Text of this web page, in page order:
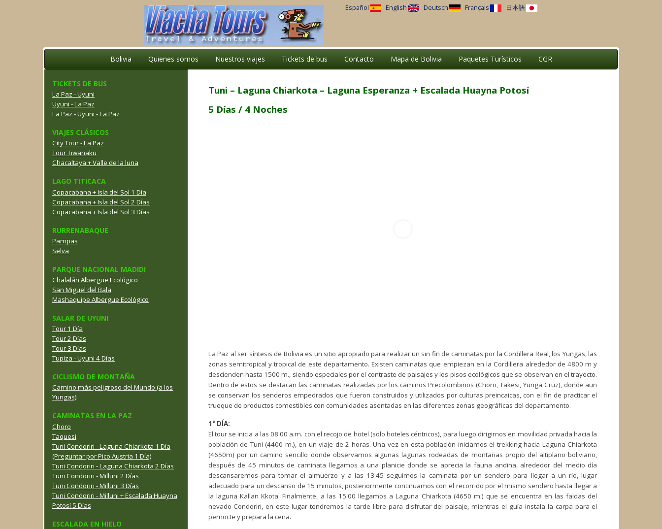
Español English Deutsch Français 日本語
Bolivia Quienes somos Nuestros viajes Tickets de bus Contacto Mapa de Bolivia Paquetes Turísticos CGR
TICKETS DE BUS
La Paz - Uyuni
Uyuni - La Paz
La Paz - Uyuni - La Paz
VIAJES CLÁSICOS
City Tour - La Paz
Tour Tiwanaku
Chacaltaya + Valle de la luna
LAGO TITICACA
Copacabana + Isla del Sol 1 Día
Copacabana + Isla del Sol 2 Días
Copacabana + Isla del Sol 3 Días
RURRENABAQUE
Pampas
Selva
PARQUE NACIONAL MADIDI
Chalalán Albergue Ecológico
San Miguel del Bala
Mashaquipe Albergue Ecológico
SALAR DE UYUNI
Tour 1 Día
Tour 2 Días
Tour 3 Días
Tupiza - Uyuni 4 Días
CICLISMO DE MONTAÑA
Camino más peligroso del Mundo (a los
Yungas)
CAMINATAS EN LA PAZ
Choro
Taquesi
Tuni Condoriri - Laguna Chiarkota 1 Día
(Preguntar por Pico Austria 1 Día)
Tuni Condoriri - Laguna Chiarkota 2 Días
Tuni Condoriri - Milluni 2 Días
Tuni Condoriri - Milluni 3 Días
Tuni Condoriri - Milluni + Escalada Huayna
Potosí 5 Días
ESCALADA EN HIELO
Tuni – Laguna Chiarkota – Laguna Esperanza + Escalada Huayna Potosí
5 Días / 4 Noches
La Paz al ser síntesis de Bolivia es un sitio apropiado para realizar un sin fin de caminatas por la Cordillera Real, los Yungas, las
zonas semitropical y tropical de este departamento. Existen caminatas que empiezan en la Cordillera alrededor de 4800 m y
descienden hasta 1500 m., siendo especiales por el contraste de paisajes y los pisos ecológicos que se observan en el trayecto.
Dentro de estos se destacan las caminatas realizadas por los caminos Precolombinos (Choro, Takesi, Yunga Cruz), donde aun
se conservan los senderos empedrados que fueron construidos y utilizados por culturas preincaicas, con el fin de practicar el
trueque de productos comestibles con comunidades asentadas en las diferentes zonas geográficas del departamento.
1° DÍA:
El tour se inicia a las 08:00 a.m. con el recojo de hotel (solo hoteles céntricos), para luego dirigirnos en movilidad privada hacia la
población de Tuni (4400 m.), en un viaje de 2 horas. Una vez en esta población iniciamos el trekking hacia Laguna Chiarkota
(4650m) por un camino sencillo donde observamos algunas lagunas rodeadas de montañas propio del altiplano boliviano,
después de 45 minutos de caminata llegamos a una planicie donde se aprecia la fauna andina, alrededor del medio día
descansaremos para tomar el almuerzo y a las 13:45 seguimos la caminata por un sendero para llegar a un río, lugar
adecuado para un descanso de 15 minutos, posteriormente continuamos con el recorrido por el mismo sendero hasta llegar a
la laguna Kallan Kkota. Finalmente, a las 15:00 llegamos a Laguna Chiarkota (4650 m.) que se encuentra en las faldas del
nevado Condoriri, en este lugar tendremos la tarde libre para disfrutar del paisaje, mientras el guía instala la carpa para el
pernocte y prepara la cena.